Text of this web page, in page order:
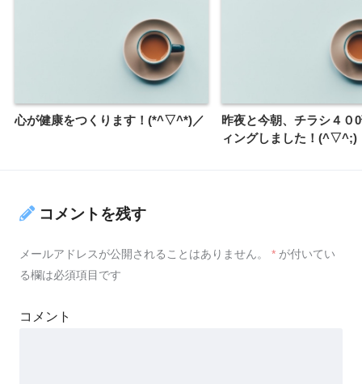
心が健康をつくります！(*^▽^*)／
昨夜と今朝、チラシ４０
ィングしました！(^▽^;)
コメントを残す
メールアドレスが公開されることはありません。 * が付いてい
る欄は必須項目です
コメント